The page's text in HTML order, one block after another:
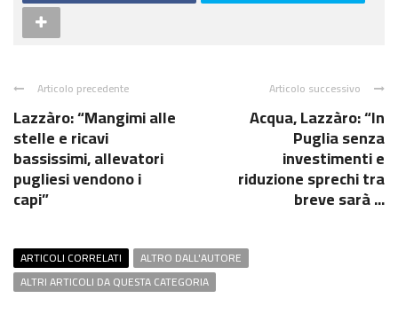
Articolo precedente
Lazzàro: “Mangimi alle
stelle e ricavi
bassissimi, allevatori
pugliesi vendono i
capi”
Articolo successivo
Acqua, Lazzàro: “In
Puglia senza
investimenti e
riduzione sprechi tra
breve sarà ...
ARTICOLI CORRELATI
ALTRO DALL'AUTORE
ALTRI ARTICOLI DA QUESTA CATEGORIA